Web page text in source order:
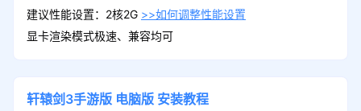
建议性能设置：2核2G >>如何调整性能设置
显卡渲染模式极速、兼容均可
轩辕剑3手游版 电脑版 安装教程